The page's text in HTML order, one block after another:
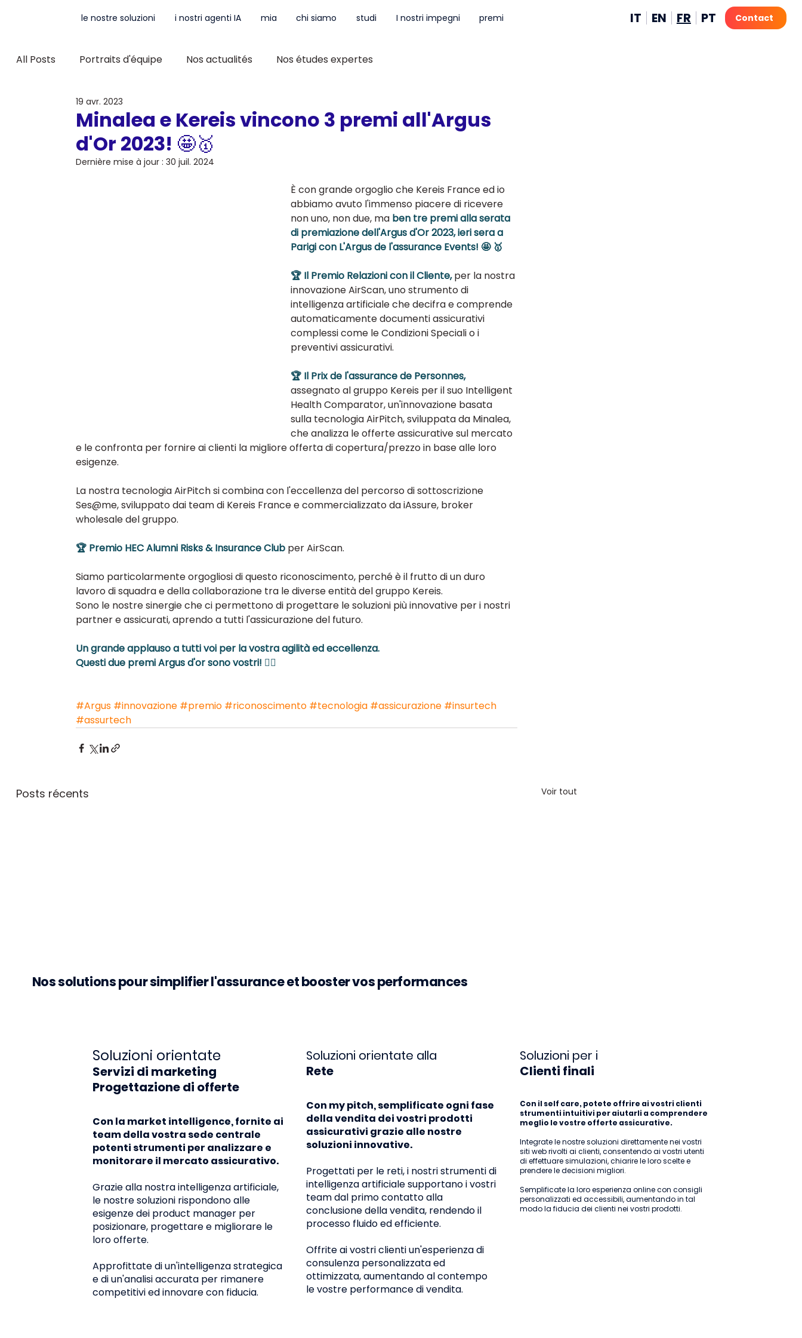
le nostre soluzioni i nostri agenti IA mia chi siamo studi I nostri impegni premi IT EN FR PT Contact
All Posts Portraits d'équipe Nos actualités Nos études expertes
Minalea e Kereis vincono 3 premi all'Argus
d'Or 2023! 🤩🥇
19 avr. 2023
Dernière mise à jour : 30 juil. 2024
È con grande orgoglio che Kereis France ed io
abbiamo avuto l'immenso piacere di ricevere
non uno, non due, ma ben tre premi alla serata
di premiazione dell'Argus d'Or 2023, ieri sera a
Parigi con L'Argus de l'assurance Events! 🤩 🥇
🏆 Il Premio Relazioni con il Cliente, per la nostra
innovazione AirScan, uno strumento di
intelligenza artificiale che decifra e comprende
automaticamente documenti assicurativi
complessi come le Condizioni Speciali o i
preventivi assicurativi.
🏆 Il Prix de l'assurance de Personnes,
assegnato al gruppo Kereis per il suo Intelligent
Health Comparator, un'innovazione basata
sulla tecnologia AirPitch, sviluppata da Minalea,
che analizza le offerte assicurative sul mercato
e le confronta per fornire ai clienti la migliore offerta di copertura/prezzo in base alle loro
esigenze.
La nostra tecnologia AirPitch si combina con l'eccellenza del percorso di sottoscrizione
Ses@me, sviluppato dai team di Kereis France e commercializzato da iAssure, broker
wholesale del gruppo.
🏆 Premio HEC Alumni Risks & Insurance Club per AirScan.
Siamo particolarmente orgogliosi di questo riconoscimento, perché è il frutto di un duro
lavoro di squadra e della collaborazione tra le diverse entità del gruppo Kereis.
Sono le nostre sinergie che ci permettono di progettare le soluzioni più innovative per i nostri
partner e assicurati, aprendo a tutti l'assicurazione del futuro.
Un grande applauso a tutti voi per la vostra agilità ed eccellenza.
Questi due premi Argus d'or sono vostri! ✌🏻
#Argus #innovazione #premio #riconoscimento #tecnologia #assicurazione #insurtech
#assurtech
Posts récents Voir tout
Comodamente
🤫 Si sta preparando
il valore dell'incontro.
Nos solutions pour simplifier l'assurance et booster vos performances
Soluzioni orientate
Servizi di marketing
Progettazione di offerte
Con la market intelligence, fornite ai
team della vostra sede centrale
potenti strumenti per analizzare e
monitorare il mercato assicurativo.
Grazie alla nostra intelligenza artificiale,
le nostre soluzioni rispondono alle
esigenze dei product manager per
posizionare, progettare e migliorare le
loro offerte.
Approfittate di un'intelligenza strategica
e di un'analisi accurata per rimanere
competitivi ed innovare con fiducia.
Soluzioni orientate alla
Rete
Con my pitch, semplificate ogni fase
della vendita dei vostri prodotti
assicurativi grazie alle nostre
soluzioni innovative.
Progettati per le reti, i nostri strumenti di
intelligenza artificiale supportano i vostri
team dal primo contatto alla
conclusione della vendita, rendendo il
processo fluido ed efficiente.
Offrite ai vostri clienti un'esperienza di
consulenza personalizzata ed
ottimizzata, aumentando al contempo
le vostre performance di vendita.
Soluzioni per i
Clienti finali
Con il self care, potete offrire ai vostri clienti
strumenti intuitivi per aiutarli a comprendere
meglio le vostre offerte assicurative.
Integrate le nostre soluzioni direttamente nei vostri
siti web rivolti ai clienti, consentendo ai vostri utenti
di effettuare simulazioni, chiarire le loro scelte e
prendere le decisioni migliori.
Semplificate la loro esperienza online con consigli
personalizzati ed accessibili, aumentando in tal
modo la fiducia dei clienti nei vostri prodotti.